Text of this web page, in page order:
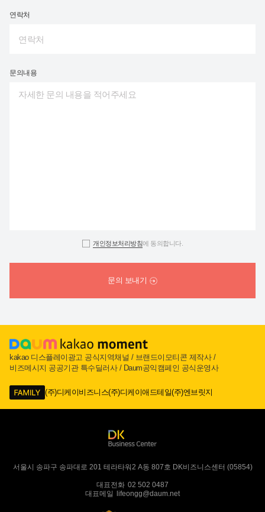
연락처
문의내용
개인정보처리방침에 동의합니다.
문의 보내기
kakao 디스플레이광고 공식지역채널 / 브랜드이모티콘 제작사 /
비즈메시지 공공기관 특수딜러사 / Daum공익캠페인 공식운영사
(주)디케이비즈니스(주)디케이애드테일(주)엔브릿지
서울시 송파구 송파대로 201 테라타워2 A동 807호 DK비즈니스센터 (05854)
대표전화 02 502 0487
대표메일
lifeongg@daum.net